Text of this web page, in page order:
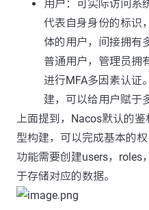
用户：可实际访问系
代表自身身份的标识
体的用户，间接拥有
普通用户，管理员拥
进行MFA多因素认证
建，可以给用户赋于
上面提到，Nacos默认的鉴
型构建，可以完成基本的
功能需要创建users，roles
于存储对应的数据。